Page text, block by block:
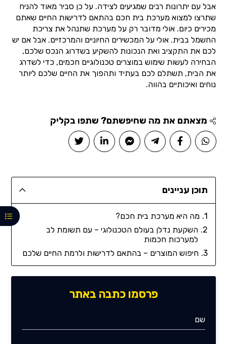
אבל עם יתרונות רבים שמגיעים לצידה. על כן סביר מאוד להניח
שתרצו למצוא מערכת בית חכם בהתאם לדרישות החיים שאתם
מכירים כיום. אולי מדובר רק על מערכת שתנהל את צריכת
החשמל בבית. אולי על המכשירים החיוניים והמרכזיים. אבל אם יש
לכם את התקציב ואת הנכונות להשקיע בשדרוג הנכס שלכם,
הבחירה לעשות שימוש במוצרים טכנולוגיים חכמים, כדי לשדרג
את הבית, תשתלם לכם בעתיד ותהפוך את החיים שלכם ליותר
נוחים ואיכותיים בהווה.
מצאתם את מה שחיפשתם? שתפו בקליק
תוכן עניינים
מה היא מערכת בית חכם?
השקעת נדלן בעולם הטכנולוגי – עם תשומת לב
למערכות חכמות
חיפוש המוצרים – בהתאם לדרישות ולרמת החיים שלכם
פרסמו כתבה באתר